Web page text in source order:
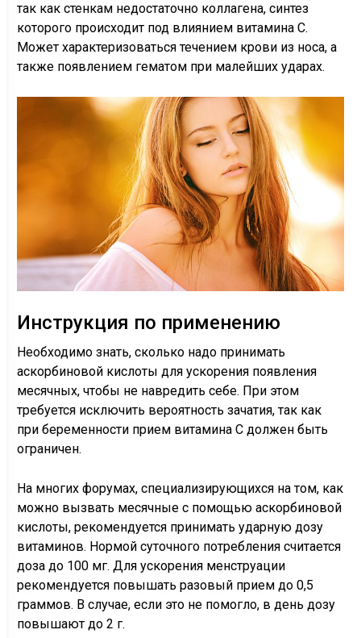
так как стенкам недостаточно коллагена, синтез
которого происходит под влиянием витамина С.
Может характеризоваться течением крови из носа, а
также появлением гематом при малейших ударах.
Инструкция по применению
Необходимо знать, сколько надо принимать
аскорбиновой кислоты для ускорения появления
месячных, чтобы не навредить себе. При этом
требуется исключить вероятность зачатия, так как
при беременности прием витамина С должен быть
ограничен.
На многих форумах, специализирующихся на том, как
можно вызвать месячные с помощью аскорбиновой
кислоты, рекомендуется принимать ударную дозу
витаминов. Нормой суточного потребления считается
доза до 100 мг. Для ускорения менструации
рекомендуется повышать разовый прием до 0,5
граммов. В случае, если это не помогло, в день дозу
повышают до 2 г.